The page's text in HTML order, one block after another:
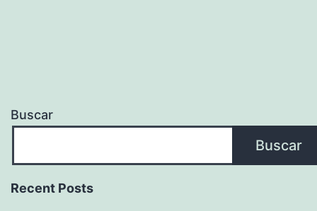
Buscar
Buscar
Recent Posts